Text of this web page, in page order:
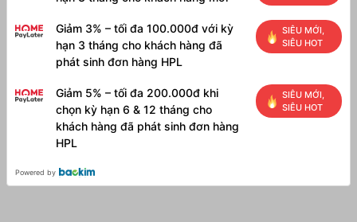
Giảm 3% – tối đa 100.000đ với kỳ
hạn 3 tháng cho khách hàng đã
phát sinh đơn hàng HPL
SIÊU MỚI,
SIÊU HOT
Giảm 5% – tối đa 200.000đ khi
chọn kỳ hạn 6 & 12 tháng cho
khách hàng đã phát sinh đơn hàng
HPL
SIÊU MỚI,
SIÊU HOT
Powered by